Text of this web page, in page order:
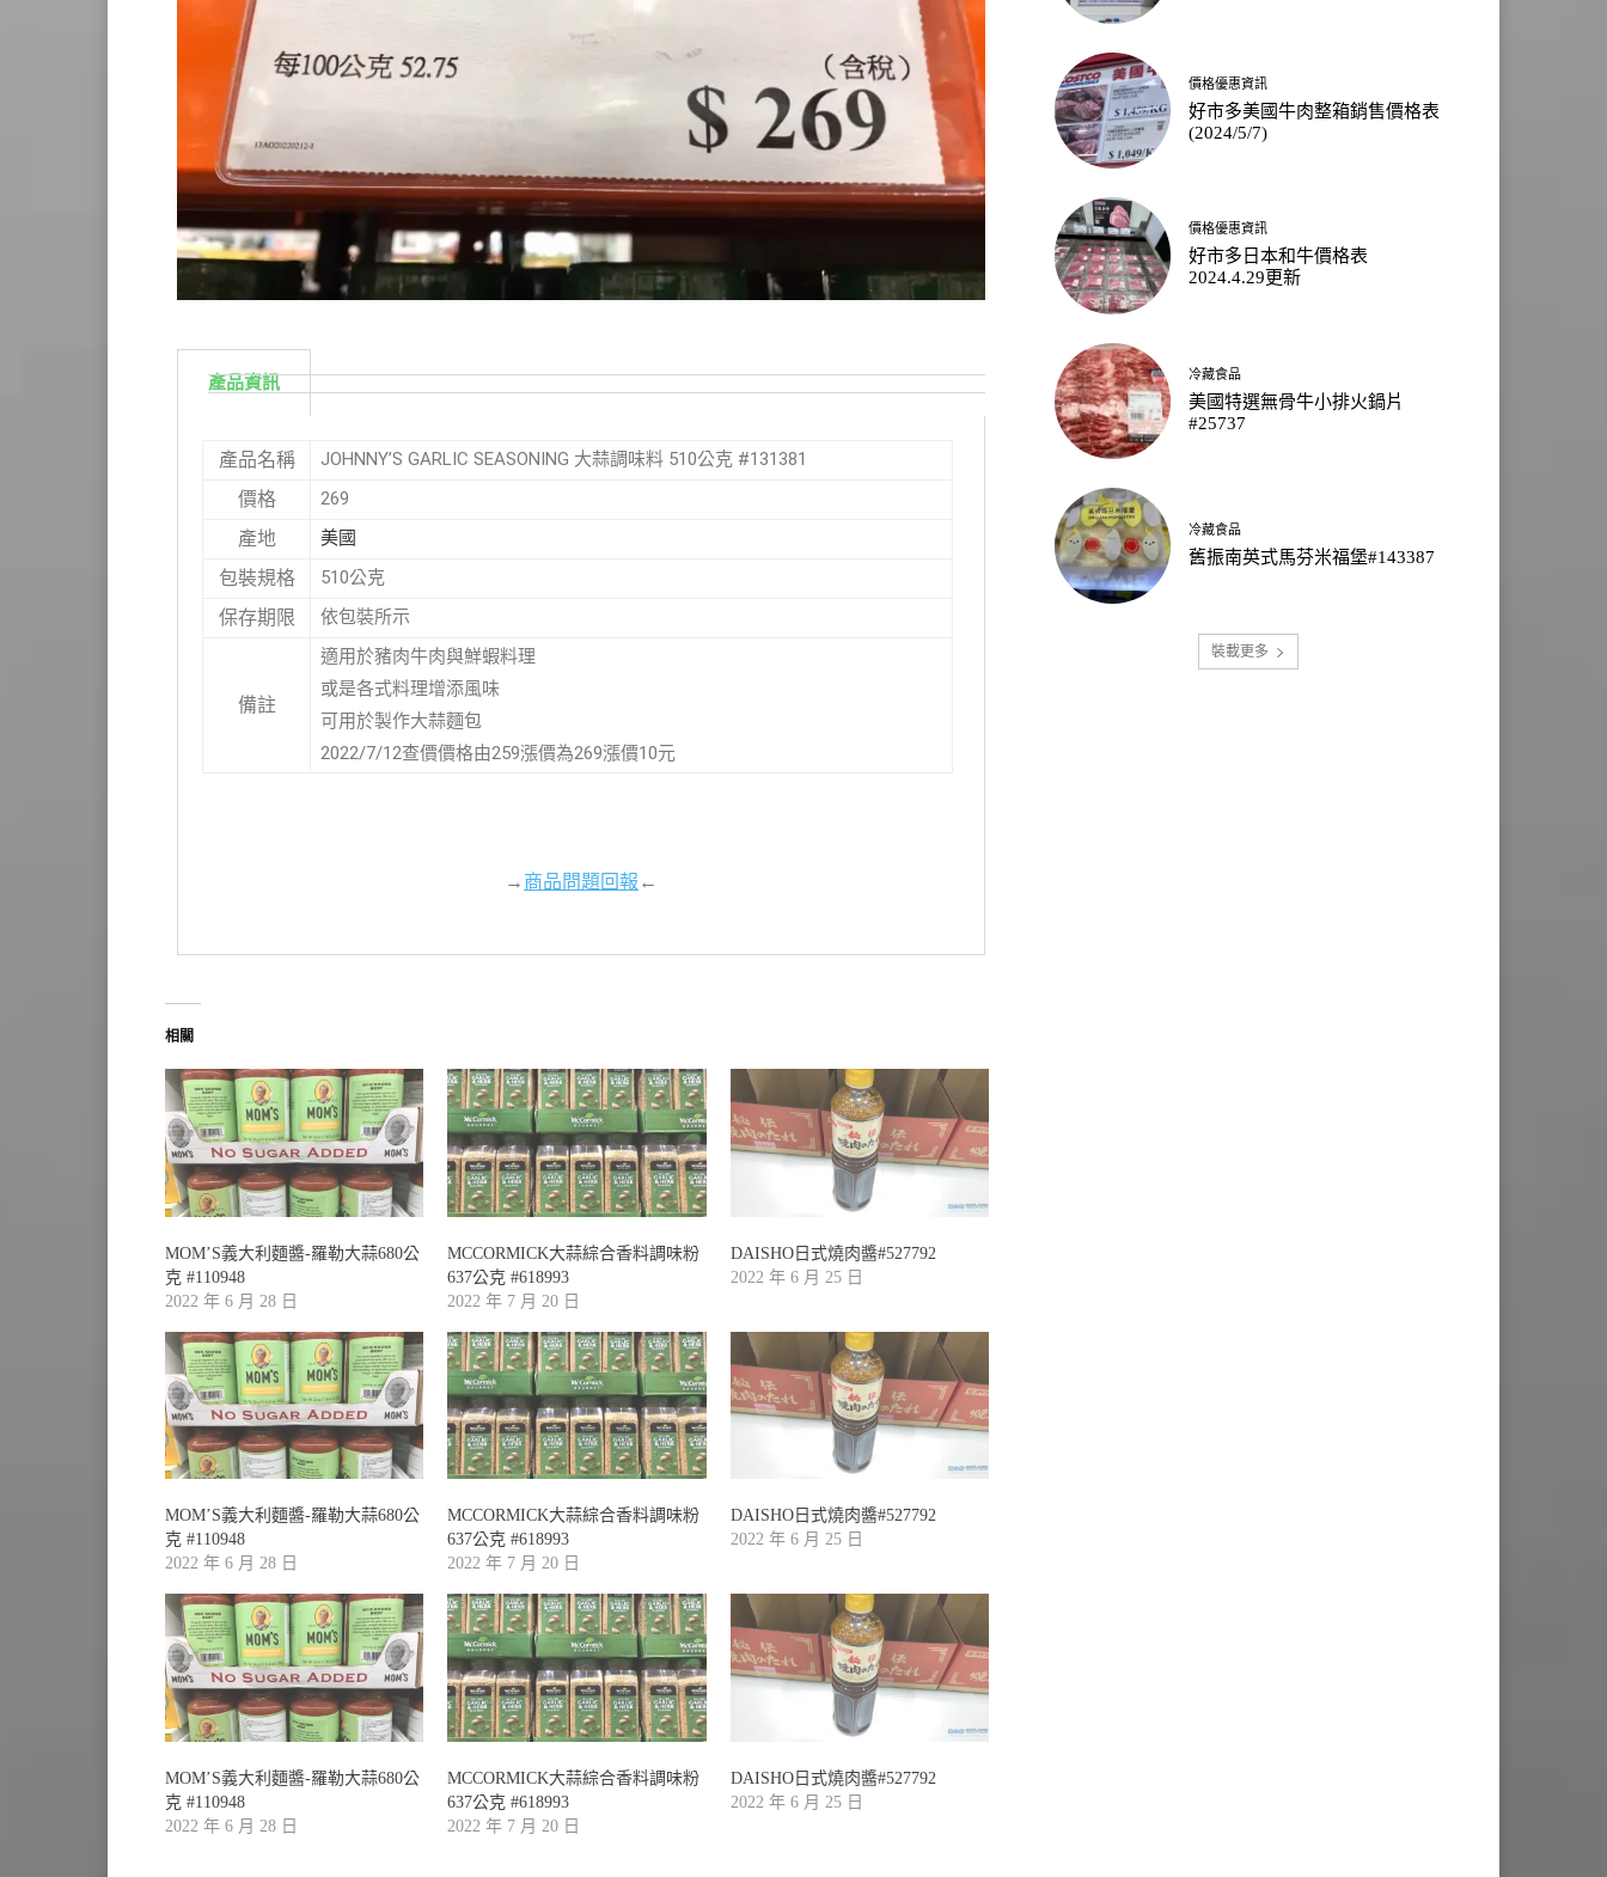
產品資訊
產品名稱 JOHNNY’S GARLIC SEASONING 大蒜調味料 510公克 #131381
價格 269
產地 美國
包裝規格 510公克
保存期限 依包裝所示
備註
適用於豬肉牛肉與鮮蝦料理
或是各式料理增添風味
可用於製作大蒜麵包
2022/7/12查價價格由259漲價為269漲價10元
→商品問題回報←
相關
MOM’S義大利麵醬-羅勒大蒜680公
克 #110948
2022 年 6 月 28 日
MCCORMICK大蒜綜合香料調味粉
637公克 #618993
2022 年 7 月 20 日
DAISHO日式燒肉醬#527792
2022 年 6 月 25 日
MOM’S義大利麵醬-羅勒大蒜680公
克 #110948
2022 年 6 月 28 日
MCCORMICK大蒜綜合香料調味粉
637公克 #618993
2022 年 7 月 20 日
DAISHO日式燒肉醬#527792
2022 年 6 月 25 日
MOM’S義大利麵醬-羅勒大蒜680公
克 #110948
2022 年 6 月 28 日
MCCORMICK大蒜綜合香料調味粉
637公克 #618993
2022 年 7 月 20 日
DAISHO日式燒肉醬#527792
2022 年 6 月 25 日
價格優惠資訊
好市多美國牛肉整箱銷售價格表
(2024/5/7)
價格優惠資訊
好市多日本和牛價格表
2024.4.29更新
冷藏食品
美國特選無骨牛小排火鍋片
#25737
冷藏食品
舊振南英式馬芬米福堡#143387
裝載更多